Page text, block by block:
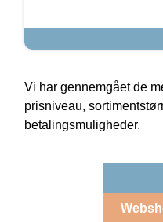
Vi har gennemgået de
prisniveau,
betalingsmuligheder.